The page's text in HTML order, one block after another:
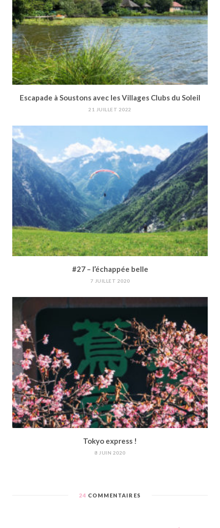
Escapade à Soustons avec les Villages Clubs du Soleil
21 JUILLET 2022
#27 – l’échappée belle
7 JUILLET 2020
Tokyo express !
8 JUIN 2020
24 COMMENTAIRES